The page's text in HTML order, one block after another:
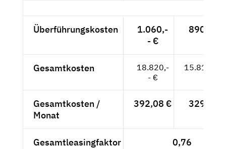
Überführungskosten
1.060,-
- €
890,76 €
Gesamtkosten
18.820,-
- €
15.815,13
Gesamtkosten /
Monat
392,08 € 329,48 €
Gesamtleasingfaktor 0,76